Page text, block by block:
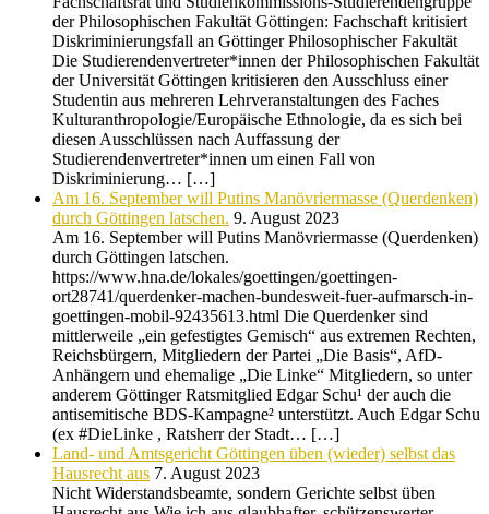
der Philosophischen Fakultät Göttingen: Fachschaft kritisiert
Diskriminierungsfall an Göttinger Philosophischer Fakultät
Die Studierendenvertreter*innen der Philosophischen Fakultät
der Universität Göttingen kritisieren den Ausschluss einer
Studentin aus mehreren Lehrveranstaltungen des Faches
Kulturanthropologie/Europäische Ethnologie, da es sich bei
diesen Ausschlüssen nach Auffassung der
Studierendenvertreter*innen um einen Fall von
Diskriminierung… […]
Am 16. September will Putins Manövriermasse (Querdenken)
durch Göttingen latschen. 9. August 2023
Am 16. September will Putins Manövriermasse (Querdenken)
durch Göttingen latschen.
https://www.hna.de/lokales/goettingen/goettingen-
ort28741/querdenker-machen-bundesweit-fuer-aufmarsch-in-
goettingen-mobil-92435613.html Die Querdenker sind
mittlerweile „ein gefestigtes Gemisch“ aus extremen Rechten,
Reichsbürgern, Mitgliedern der Partei „Die Basis“, AfD-
Anhängern und ehemalige „Die Linke“ Mitgliedern, so unter
anderem Göttinger Ratsmitglied Edgar Schu¹ der auch die
antisemitische BDS-Kampagne² unterstützt. Auch Edgar Schu
(ex #DieLinke , Ratsherr der Stadt… […]
Land- und Amtsgericht Göttingen üben (wieder) selbst das
Hausrecht aus 7. August 2023
Nicht Widerstandsbeamte, sondern Gerichte selbst üben